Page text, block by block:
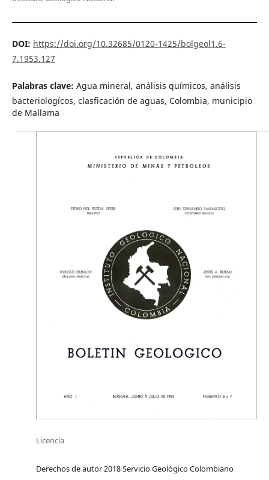
DOI: https://doi.org/10.32685/0120-1425/bolgeol1.6-
7.1953.127
Palabras clave: Agua mineral, análisis químicos, análisis
bacteriologícos, clasficación de aguas, Colombia, municipio
de Mallama
Licencia
Derechos de autor 2018 Servicio Geológico Colombiano